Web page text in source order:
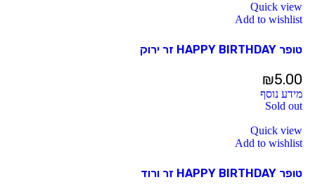
Quick view
Add to wishlist
טופר HAPPY BIRTHDAY זר ירוק
₪5.00
מידע נוסף
Sold out
Quick view
Add to wishlist
טופר HAPPY BIRTHDAY זר ורוד